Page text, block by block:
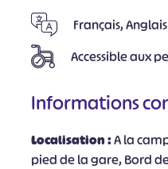
Français, Anglais
Accessible aux
Informations
Localisation :A la
pied de la gare, Bord